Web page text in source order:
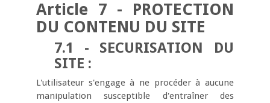
Article 7 - PROTECTION
DU CONTENU DU SITE
7.1 - SECURISATION DU
SITE :
L'utilisateur s'engage à ne procéder à aucune
manipulation susceptible d'entraîner des